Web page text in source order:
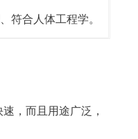
符合人体工程学。
，而且用途广泛，